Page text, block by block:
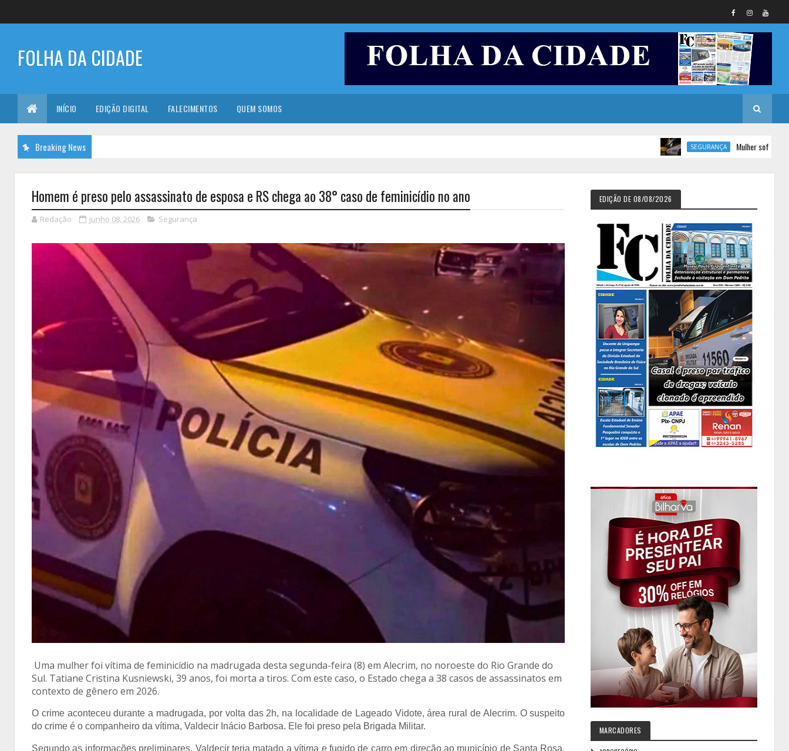
FOLHA DA CIDADE
INÍCIO EDIÇÃO DIGITAL FALECIMENTOS QUEM SOMOS
Breaking News SEGURANÇA Mulher sofre tentativa de
Homem é preso pelo assassinato de esposa e RS chega ao 38° caso de feminicídio no ano
Redação junho 08, 2026 Segurança
Uma mulher foi vítima de feminicídio na madrugada desta segunda-feira (8) em Alecrim, no noroeste do Rio Grande do
Sul. Tatiane Cristina Kusniewski, 39 anos, foi morta a tiros. Com este caso, o Estado chega a 38 casos de assassinatos em
contexto de gênero em 2026.
O crime aconteceu durante a madrugada, por volta das 2h, na localidade de Lageado Vidote, área rural de Alecrim. O suspeito
do crime é o companheiro da vítima, Valdecir Inácio Barbosa. Ele foi preso pela Brigada Militar.
Segundo as informações preliminares, Valdecir teria matado a vítima e fugido de carro em direção ao município de Santa Rosa.
EDIÇÃO DE 08/08/2026
MARCADORES